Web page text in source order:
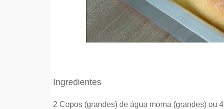
Ingredientes
2 Copos (grandes) de água morna (grandes) ou 4